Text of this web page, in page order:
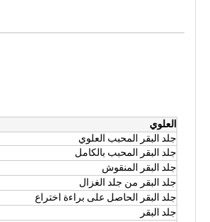
العلوي
جلد البقر المحبب العلوي
جلد البقر المحبب بالكامل
جلد البقر المنقوش
جلد البقر من جلد الغزال
جلد البقر الحاصل على براءة اختراع
جلد البقر